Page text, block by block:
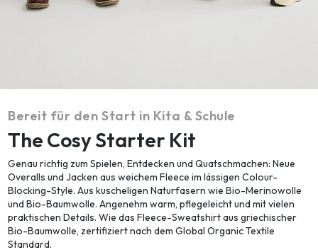
Bereit für den Start in Kita & Schule
The Cosy Starter Kit
Genau richtig zum Spielen, Entdecken und Quatschmachen: Neue
Overalls und Jacken aus weichem Fleece im lässigen Colour-
Blocking-Style. Aus kuscheligen Naturfasern wie Bio-Merinowolle
und Bio-Baumwolle. Angenehm warm, pflegeleicht und mit vielen
praktischen Details. Wie das Fleece-Sweatshirt aus griechischer
Bio-Baumwolle, zertifiziert nach dem Global Organic Textile
Standard.